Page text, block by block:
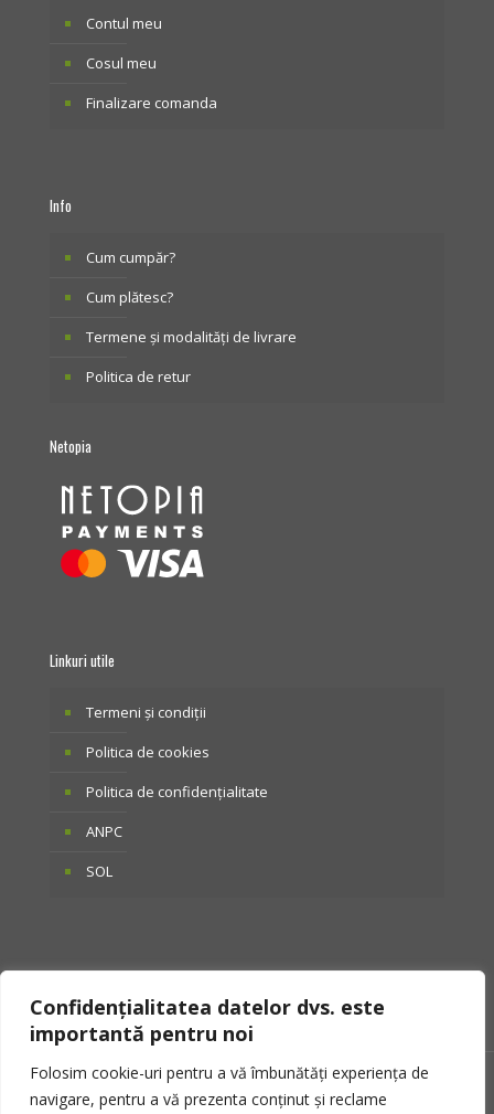
Confidențialitatea datelor dvs. este
importantă pentru noi
Folosim cookie-uri pentru a vă îmbunătăți experiența de
navigare, pentru a vă prezenta conținut și reclame
Contul meu
Cosul meu
Finalizare comanda
Info
Cum cumpăr?
Cum plătesc?
Termene și modalități de livrare
Politica de retur
Netopia
Linkuri utile
Termeni și condiții
Politica de cookies
Politica de confidențialitate
ANPC
SOL
© 2025 Otto Tactical. Toate drepturile rezervate.